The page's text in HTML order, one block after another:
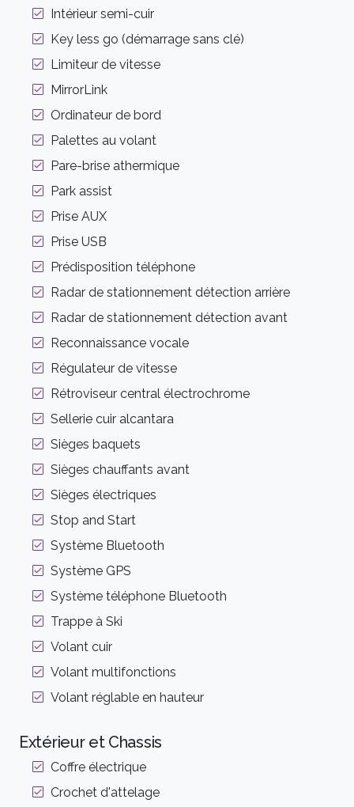
Intérieur semi-cuir
Key less go (démarrage sans clé)
Limiteur de vitesse
MirrorLink
Ordinateur de bord
Palettes au volant
Pare-brise athermique
Park assist
Prise AUX
Prise USB
Prédisposition téléphone
Radar de stationnement détection arrière
Radar de stationnement détection avant
Reconnaissance vocale
Régulateur de vitesse
Rétroviseur central électrochrome
Sellerie cuir alcantara
Sièges baquets
Sièges chauffants avant
Sièges électriques
Stop and Start
Système Bluetooth
Système GPS
Système téléphone Bluetooth
Trappe à Ski
Volant cuir
Volant multifonctions
Volant réglable en hauteur
Extérieur et Chassis
Coffre électrique
Crochet d'attelage